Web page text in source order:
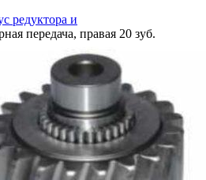
редуктора и
передача, правая 20 зуб.